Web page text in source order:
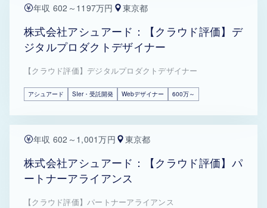
年収 602～1197万円 東京都
株式会社アシュアード：【クラウド評価】デ
ジタルプロダクトデザイナー
【クラウド評価】デジタルプロダクトデザイナー
アシュアード SIer・受託開発 Webデザイナー 600万～
年収 602～1,001万円 東京都
株式会社アシュアード：【クラウド評価】パ
ートナーアライアンス
【クラウド評価】パートナーアライアンス